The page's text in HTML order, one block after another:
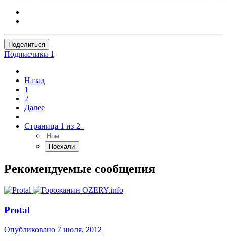
Поделиться
Подписчики 1
Назад
1
2
Далее
Страница 1 из 2
Рекомендуемые сообщения
Protal
Опубликовано 7 июля, 2012